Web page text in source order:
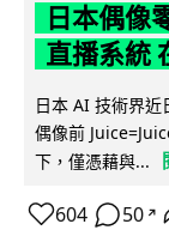
日本偶像
直播系統
日本 AI 技術界
偶像前
下，僅憑藉與...
604 50 ↗